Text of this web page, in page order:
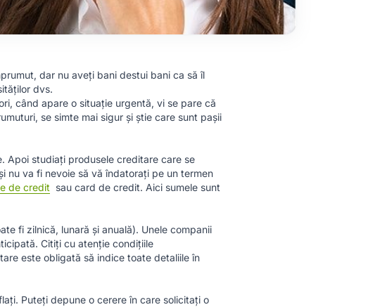
dar nu aveți bani destui bani ca să îl
dvs.
când apare o situație urgentă, vi se pare că
se simte mai sigur și știe care sunt pașii
Apoi studiați produsele creditare care se
nu va fi nevoie să vă îndatorați pe un termen
de credit sau card de credit. Aici sumele sunt
fi zilnică, lunară și anuală). Unele companii
Citiți cu atenție condițiile
este obligată să indice toate detaliile în
Puteți depune o cerere în care solicitați o